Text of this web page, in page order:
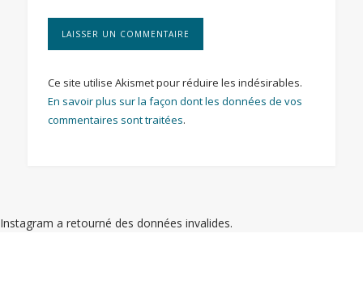
Ce site utilise Akismet pour réduire les indésirables.
En savoir plus sur la façon dont les données de vos
commentaires sont traitées.
Instagram a retourné des données invalides.